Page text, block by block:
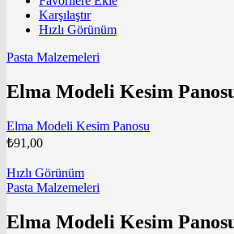
Karşılaştır
Hızlı Görünüm
Pasta Malzemeleri
Elma Modeli Kesim
Elma Modeli Kesim Panosu
₺91,00
Hızlı Görünüm
Pasta Malzemeleri
Elma Modeli Kesim